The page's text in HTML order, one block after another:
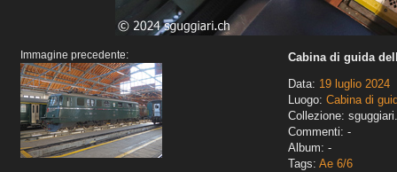
Immagine precedente:
Cabina di guida
Data: 19 luglio 2024
Luogo: Cabina di
Collezione:
Commenti: -
Album: -
Tags: Ae 6/6